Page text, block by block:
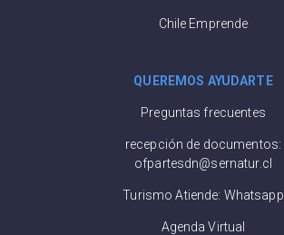
Chile Emprende
QUEREMOS AYUDARTE
Preguntas frecuentes
recepción de documentos:
ofpartesdn@sernatur.cl
Turismo Atiende: Whatsapp
Agenda Virtual